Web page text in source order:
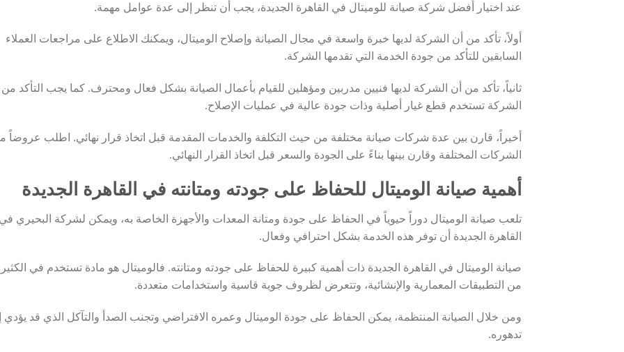
عند اختيار أفضل شركة صيانة للوميتال في القاهرة الجديدة، يجب أن تنظر إلى عدة عوامل مهمة.
أولاً، تأكد من أن الشركة لديها خبرة واسعة في مجال الصيانة وإصلاح الوميتال، ويمكنك الاطلاع على مراجعات العملاء
السابقين للتأكد من جودة الخدمة التي تقدمها الشركة.
ثانياً، تأكد من أن الشركة لديها فنيين مدربين ومؤهلين للقيام بأعمال الصيانة بشكل فعال ومحترف. كما يجب التأكد
الشركة تستخدم قطع غيار أصلية وذات جودة عالية في عمليات الإصلاح.
أخيراً، قارن بين عدة شركات صيانة مختلفة من حيث التكلفة والخدمات المقدمة قبل اتخاذ قرار نهائي. اطلب عروضاً
الشركات المختلفة وقارن بينها بناءً على الجودة والسعر قبل اتخاذ القرار النهائي.
أهمية صيانة الوميتال للحفاظ على جودته ومتانته في القاهرة الجديدة
تلعب صيانة الوميتال دوراً حيوياً في الحفاظ على جودة ومتانة المعدات والأجهزة الخاصة به، ويمكن لشركة البحيري
القاهرة الجديدة أن توفر هذه الخدمة بشكل احترافي وفعال.
صيانة الوميتال في القاهرة الجديدة ذات أهمية كبيرة للحفاظ على جودته ومتانته. فالوميتال هو مادة تستخدم في الكثير
من التطبيقات المعمارية والإنشائية، وتتعرض لظروف جوية قاسية واستخدامات متعددة.
ومن خلال الصيانة المنتظمة، يمكن الحفاظ على جودة الوميتال وعمره الافتراضي وتجنب الصدأ والتآكل الذي قد يؤدي
تدهوره.